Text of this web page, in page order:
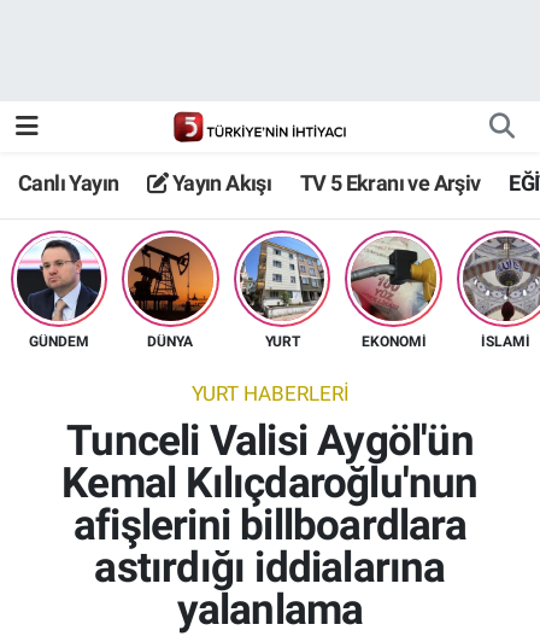
Canlı Yayın Yayın Akışı TV 5 Ekranı ve Arşiv
GÜNDEM DÜNYA YURT EKONOMİ İSLAMİ
YURT HABERLERİ
Tunceli Valisi Aygöl'ün
Kemal Kılıçdaroğlu'nun
afişlerini billboardlara
astırdığı iddialarına
yalanlama
TV 5 Ekranı ve Arşiv